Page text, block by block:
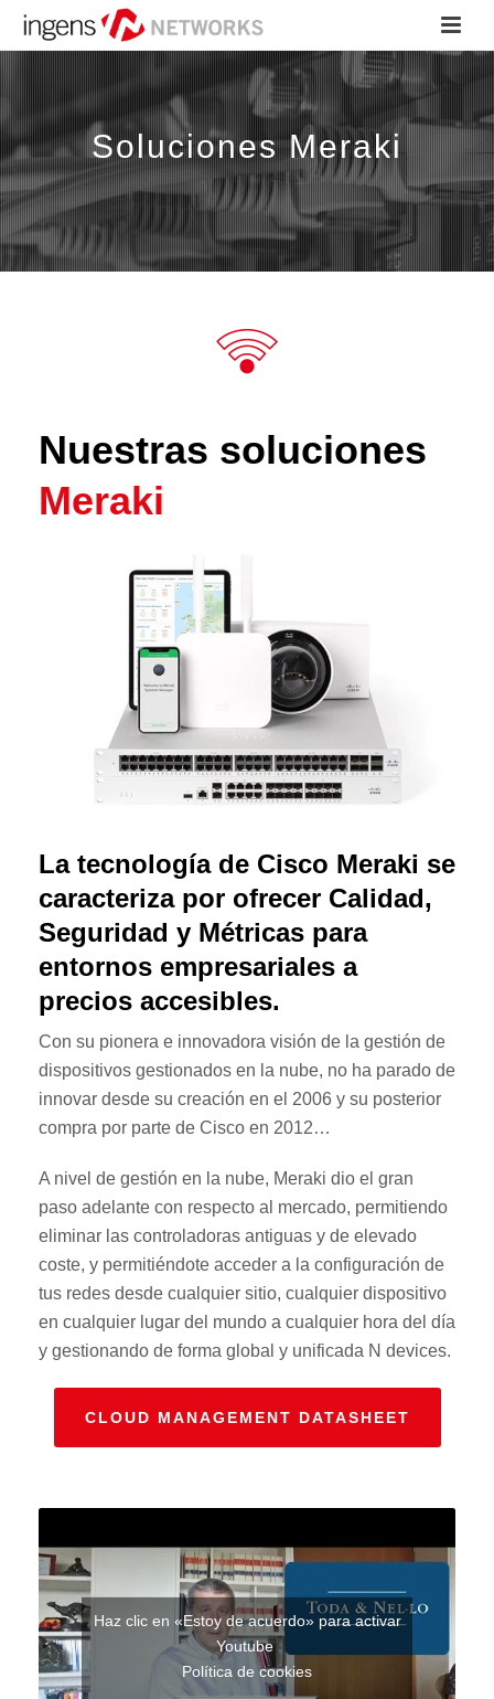
Soluciones Meraki
Nuestras soluciones
Meraki
La tecnología de Cisco Meraki se
caracteriza por ofrecer Calidad,
Seguridad y Métricas para
entornos empresariales a
precios accesibles.
Con su pionera e innovadora visión de la gestión de
dispositivos gestionados en la nube, no ha parado de
innovar desde su creación en el 2006 y su posterior
compra por parte de Cisco en 2012…
A nivel de gestión en la nube, Meraki dio el gran
paso adelante con respecto al mercado, permitiendo
eliminar las controladoras antiguas y de elevado
coste, y permitiéndote acceder a la configuración de
tus redes desde cualquier sitio, cualquier dispositivo
en cualquier lugar del mundo a cualquier hora del día
y gestionando de forma global y unificada N devices.
CLOUD MANAGEMENT DATASHEET
Haz clic en «Estoy de acuerdo» para activar
Youtube
Política de cookies